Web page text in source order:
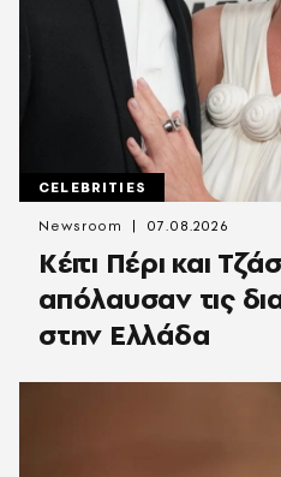
CELEBRITIES
Κέιτι Πέρι και
απόλαυσαν τις
στην Ελλάδα
Newsroom 07.08.2026